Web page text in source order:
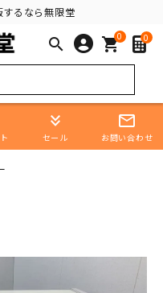
するなら無限堂
search 0
shopping_cart 0
keyboard_double_arrow_down
セール
mail_outline
お問い合わせ